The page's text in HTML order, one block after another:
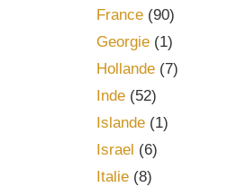
France(90)
Georgie(1)
Hollande(7)
Inde(52)
Islande(1)
Israel (6)
Italie(8)